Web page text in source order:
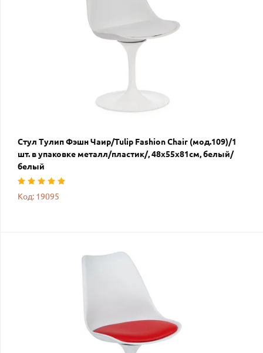
Стул Тулип Фэшн Чаир/Tulip Fashion Chair (мод.109)/1
шт. в упаковке металл/пластик/, 48х55х81см, белый/
белый
Код: 19095